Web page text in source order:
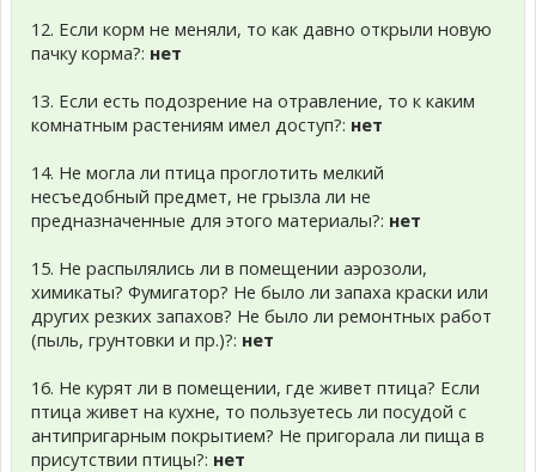
12. Если корм не меняли, то как давно открыли новую
пачку корма?: нет
13. Если есть подозрение на отравление, то к каким
комнатным растениям имел доступ?: нет
14. Не могла ли птица проглотить мелкий
несъедобный предмет, не грызла ли не
предназначенные для этого материалы?: нет
15. Не распылялись ли в помещении аэрозоли,
химикаты? Фумигатор? Не было ли запаха краски или
других резких запахов? Не было ли ремонтных работ
(пыль, грунтовки и пр.)?: нет
16. Не курят ли в помещении, где живет птица? Если
птица живет на кухне, то пользуетесь ли посудой с
антипригарным покрытием? Не пригорала ли пища в
присутствии птицы?: нет